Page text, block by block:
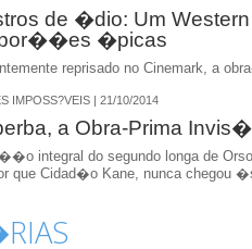
de �dio: Um
�picas
reprisado no Cinemark, a
IMPOSS?VEIS | 21/10/2014
a Obra-Prima
integral do segundo longa de
que Cidad�o Kane, nunca chegou